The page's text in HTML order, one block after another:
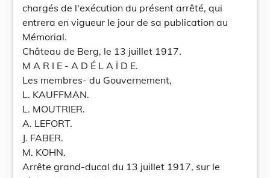
chargés de l'exécution du présent arrêté, qui
entrera en vigueur le jour de sa publication au
Mémorial.
Château de Berg, le 13 juillet 1917.
M A R I E - A D É L A Ï D E.
Les membres- du Gouvernement,
L. KAUFFMAN.
L. MOUTRIER.
A. LEFORT.
J. FABER.
M. KOHN.
Arrête grand-ducal du 13 juillet 1917, sur le